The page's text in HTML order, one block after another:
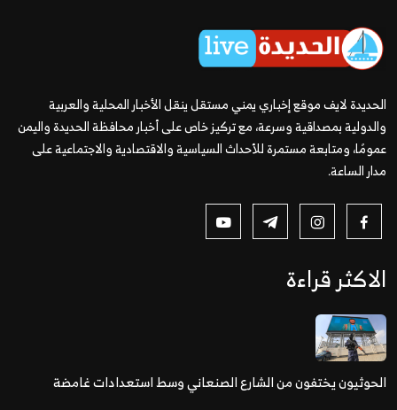
الحديدة لايف موقع إخباري يمني مستقل ينقل الأخبار المحلية والعربية
والدولية بمصداقية وسرعة، مع تركيز خاص على أخبار محافظة الحديدة واليمن
عمومًا، ومتابعة مستمرة للأحداث السياسية والاقتصادية والاجتماعية على
مدار الساعة.
الاكثر قراءة
الحوثيون يختفون من الشارع الصنعاني وسط استعدادات غامضة